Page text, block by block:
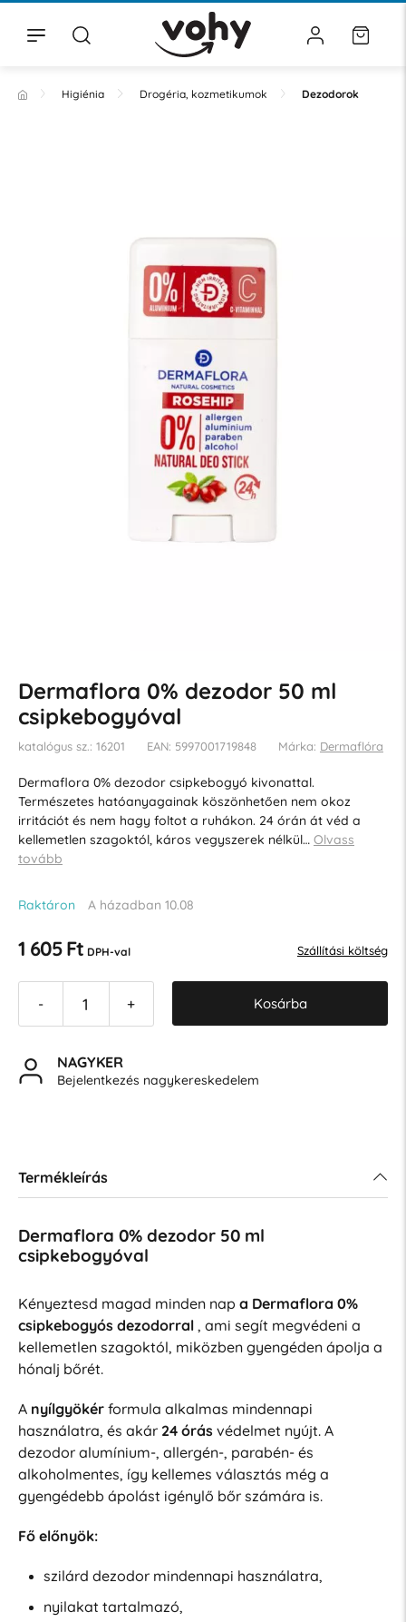
Higiénia Drogéria, kozmetikumok Dezodorok
Dermaflora 0% dezodor 50 ml
csipkebogyóval
katalógus sz.: 16201 EAN: 5997001719848 Márka: Dermaflóra
Dermaflora 0% dezodor csipkebogyó kivonattal.
Természetes hatóanyagainak köszönhetően nem okoz
irritációt és nem hagy foltot a ruhákon. 24 órán át véd a
kellemetlen szagoktól, káros vegyszerek nélkül… Olvass
tovább
Raktáron A házadban 10.08
1 605 Ft DPH-val Szállítási költség
- + Kosárba
NAGYKER
Bejelentkezés nagykereskedelem
Termékleírás
Dermaflora 0% dezodor 50 ml
csipkebogyóval
Kényeztesd magad minden nap a Dermaflora 0%
csipkebogyós dezodorral, ami segít megvédeni a
kellemetlen szagoktól, miközben gyengéden ápolja a
hónalj bőrét.
A nyílgyökérformula alkalmas mindennapi
használatra, és akár 24 órásvédelmet nyújt. A
dezodor alumínium-, allergén-, parabén- és
alkoholmentes, így kellemes választás még a
gyengédebb ápolást igénylő bőr számára is.
Fő előnyök:
szilárd dezodor mindennapi használatra,
nyilakat tartalmazó,